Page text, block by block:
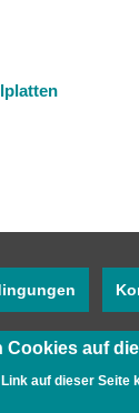
Facebook
Cookies auf
auf dieser